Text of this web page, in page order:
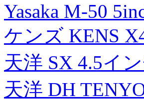
Yasaka M-50
ケンズ KENS
天洋 SX 4.5イ
天洋 DH